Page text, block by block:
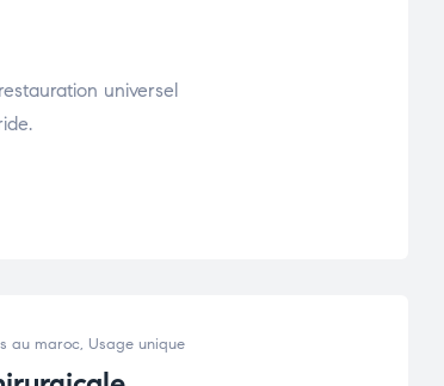
universel
au maroc, Usage unique